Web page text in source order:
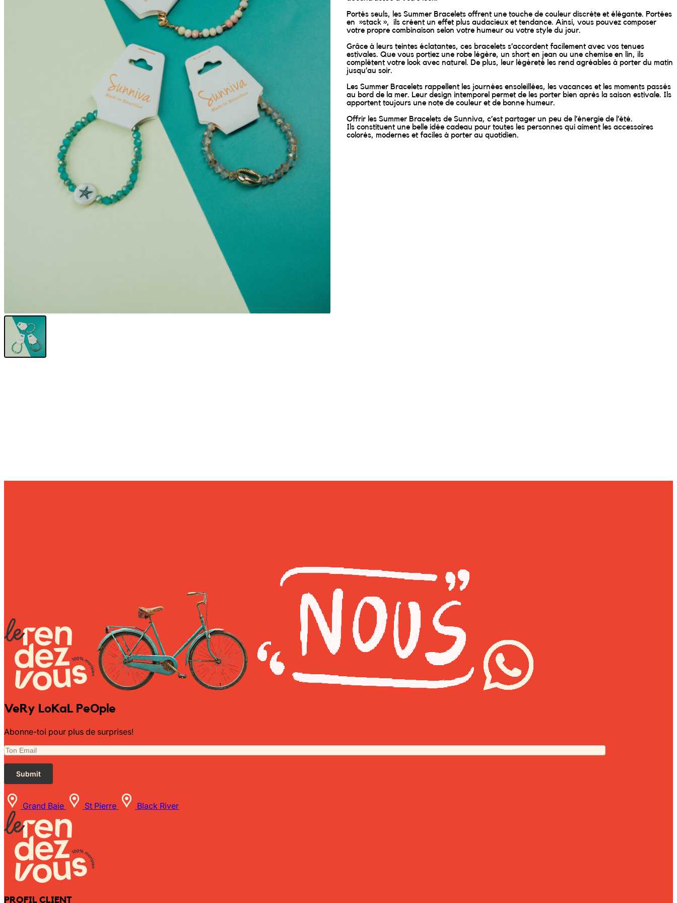
Portés seuls, les Summer Bracelets offrent une touche de couleur discrète et élégante. Portées
en »stack », ils créent un effet plus audacieux et tendance. Ainsi, vous pouvez composer
votre propre combinaison selon votre humeur ou votre style du jour.
Grâce à leurs teintes éclatantes, ces bracelets s’accordent facilement avec vos tenues
estivales. Que vous portiez une robe légère, un short en jean ou une chemise en lin, ils
complètent votre look avec naturel. De plus, leur légèreté les rend agréables à porter du matin
jusqu’au soir.
Les Summer Bracelets rappellent les journées ensoleillées, les vacances et les moments passés
au bord de la mer. Leur design intemporel permet de les porter bien après la saison estivale. Ils
apportent toujours une note de couleur et de bonne humeur.
Offrir les Summer Bracelets de Sunniva, c’est partager un peu de l’énergie de l’été.
Ils constituent une belle idée cadeau pour toutes les personnes qui aiment les accessoires
colorés, modernes et faciles à porter au quotidien.
VeRy LoKaL PeOple
Abonne-toi pour plus de surprises!
Grand Baie St Pierre Black River
PROFIL CLIENT
Planty Mauritius
The Little Big People
The Octopus